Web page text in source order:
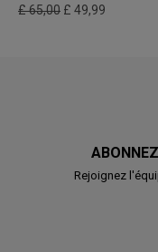
£ 65,00 £ 49,99
Rejoignez